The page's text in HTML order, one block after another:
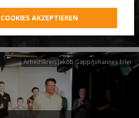
Via
Arbeitskreis Jakob Gapp/Johannes Erler
AKZEPTIEREN